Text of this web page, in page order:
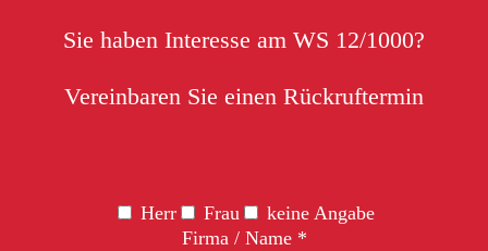
Sie haben Interesse am WS 12/1000?
Vereinbaren Sie einen Rückruftermin
Herr Frau
keine Angabe
Firma / Name *